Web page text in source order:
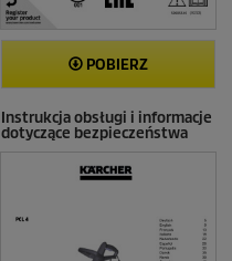
POBIERZ
Instrukcja obsługi i informacje
dotyczące bezpieczeństwa